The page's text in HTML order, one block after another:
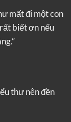
mất đi một con
biết ơn nếu
thư nên đền